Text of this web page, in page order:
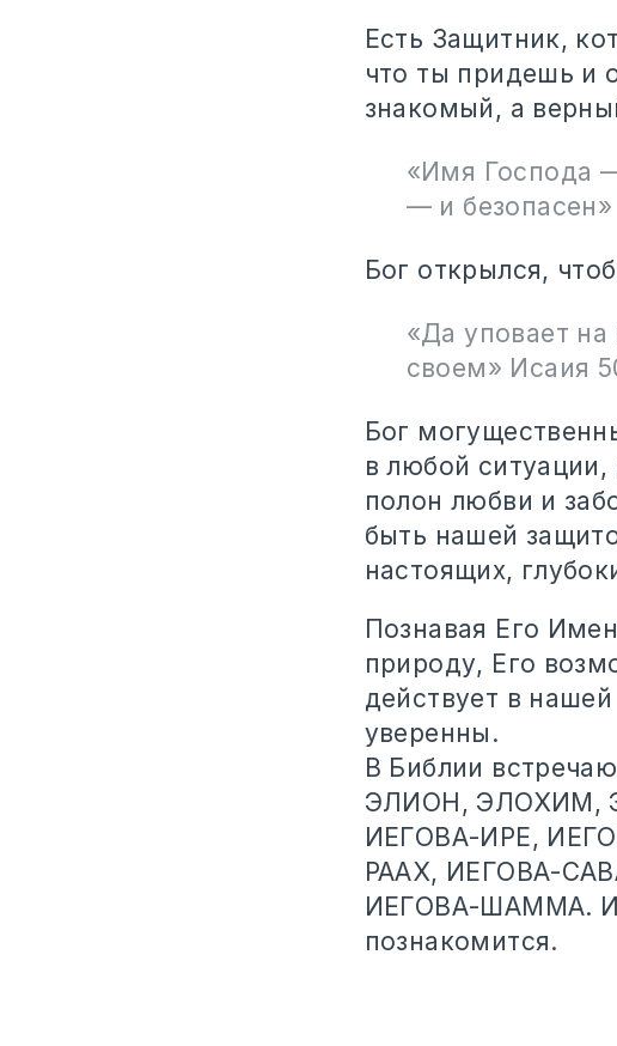
Есть Защитник,
что ты придешь и
знакомый, а
«Имя Господа
— и безопасен»
Бог открылся,
«Да уповает
своем» Исаия
Бог
в любой
полон любви и
быть нашей
настоящих,
Познавая Его
природу, Его
действует в
уверенны.
В Библии
ЭЛИОН, ЭЛОХИМ,
ИЕГОВА-ИРЕ,
РААХ, ИЕГОВА-
ИЕГОВА-ШАММА. И
познакомится.